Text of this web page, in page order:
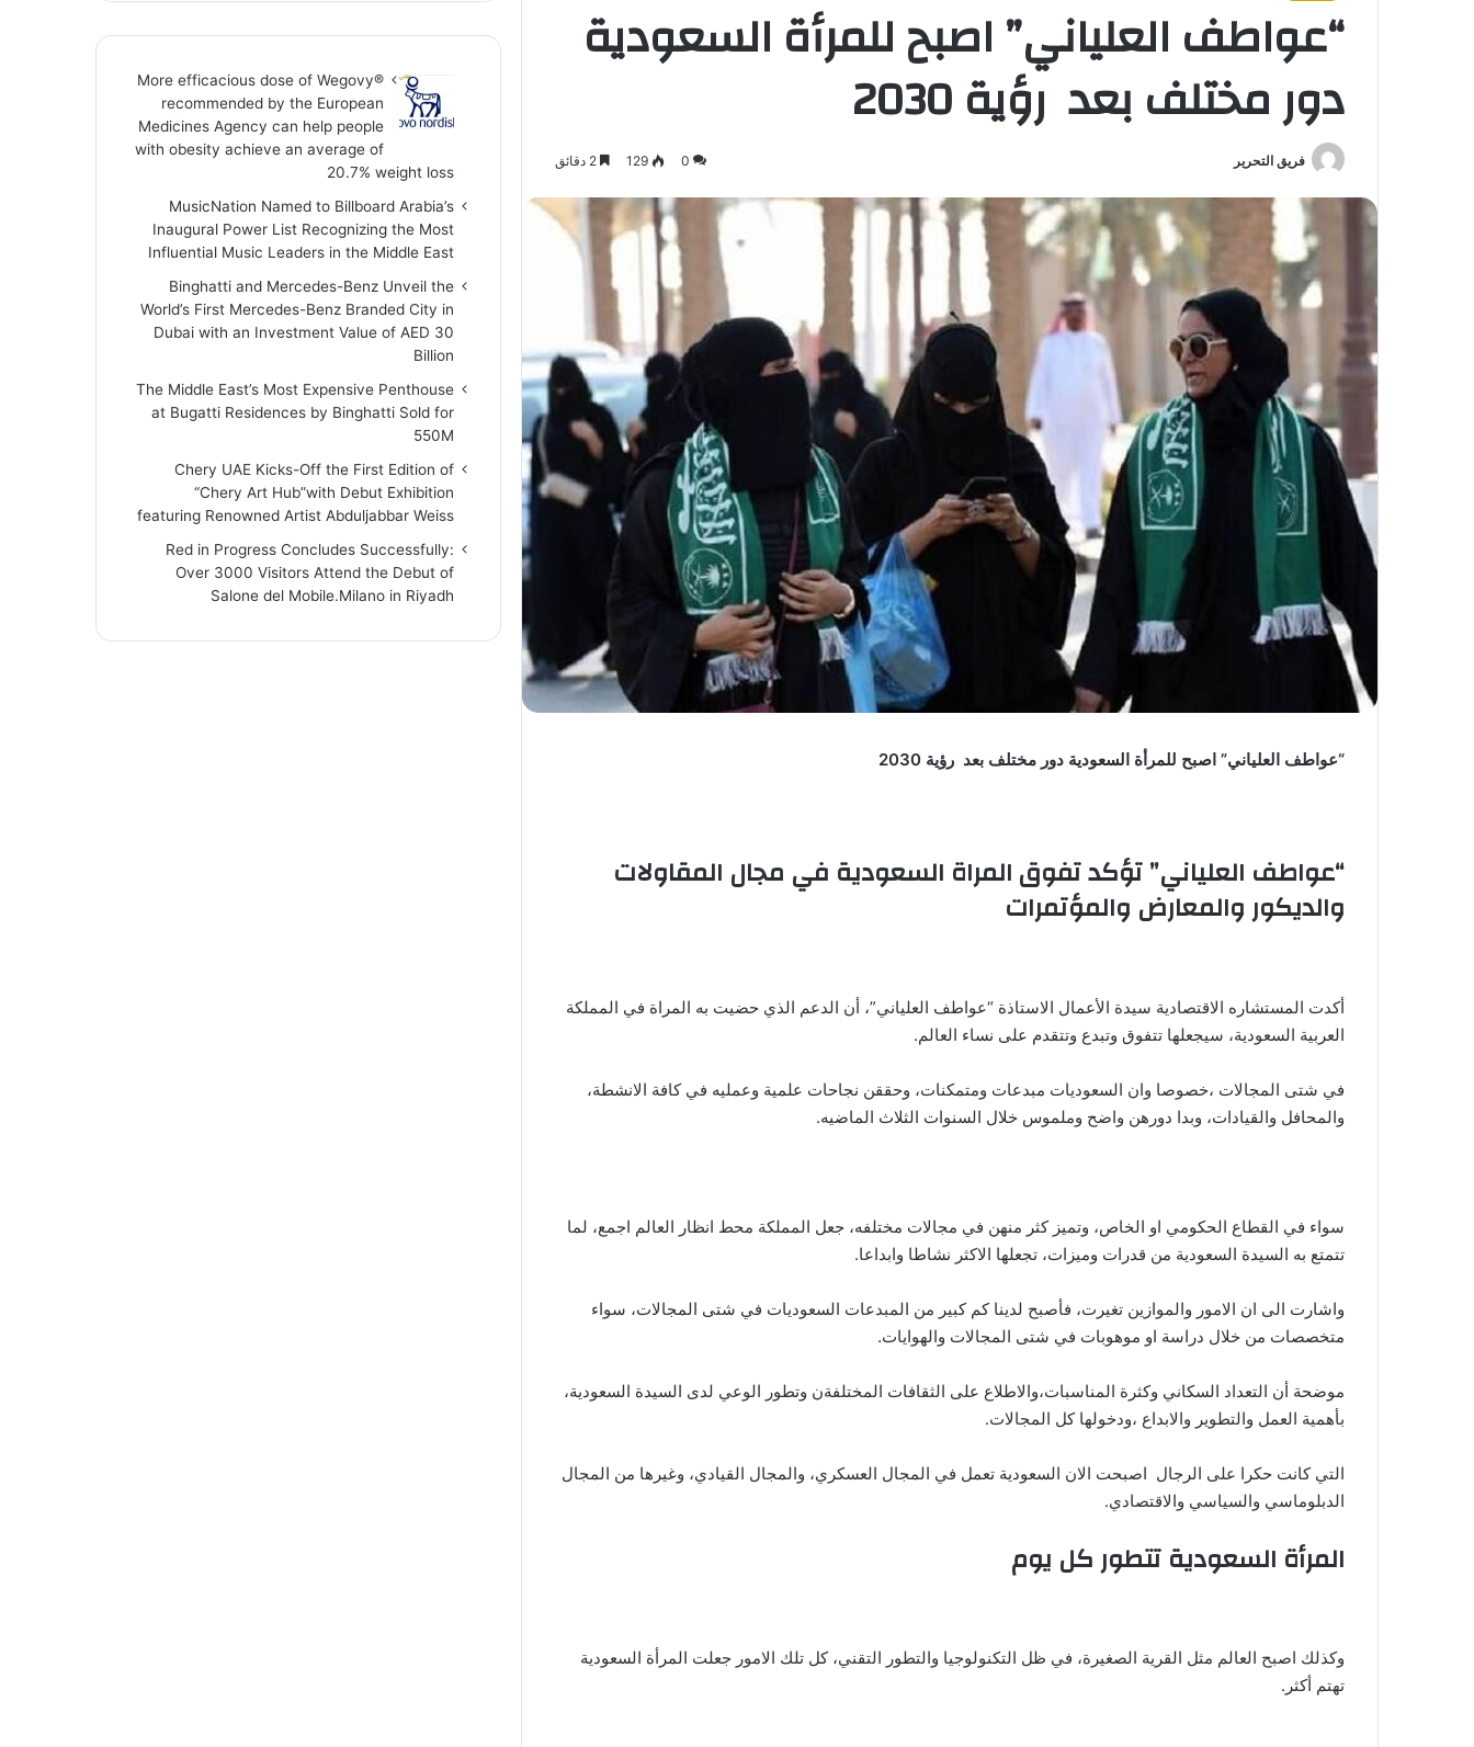
“عواطف العلياني” اصبح للمرأة السعودية
دور مختلف بعد رؤية 2030
فريق التحرير 0
129
“عواطف العلياني” اصبح للمرأة السعودية دور مختلف بعد رؤية 2030
“عواطف العلياني” تؤكد تفوق المراة السعودية في مجال المقاولات
والديكور والمعارض والمؤتمرات
أكدت المستشاره الاقتصادية سيدة الأعمال الاستاذة “عواطف العلياني”، أن الدعم الذي حضيت به المراة في المملكة
العربية السعودية، سيجعلها تتفوق وتبدع وتتقدم على نساء العالم.
في شتى المجالات ،خصوصا وان السعوديات مبدعات ومتمكنات، وحققن نجاحات علمية وعمليه في كافة الانشطة،
والمحافل والقيادات، وبدا دورهن واضح وملموس خلال السنوات الثلاث الماضيه.
سواء في القطاع الحكومي او الخاص، وتميز كثر منهن في مجالات مختلفه، جعل المملكة محط انظار العالم اجمع، لما
تتمتع به السيدة السعودية من قدرات وميزات، تجعلها الاكثر نشاطا وابداعا.
واشارت الى ان الامور والموازين تغيرت، فأصبح لدينا كم كبير من المبدعات السعوديات في شتى المجالات، سواء
متخصصات من خلال دراسة او موهوبات في شتى المجالات والهوايات.
موضحة أن التعداد السكاني وكثرة المناسبات،والاطلاع على الثقافات المختلفةن وتطور الوعي لدى السيدة السعودية،
بأهمية العمل والتطوير والابداع ،ودخولها كل المجالات.
التي كانت حكرا على الرجال اصبحت الان السعودية تعمل في المجال العسكري، والمجال القيادي، وغيرها من المجال
الدبلوماسي والسياسي والاقتصادي.
المرأة السعودية تتطور كل يوم
وكذلك اصبح العالم مثل القرية الصغيرة، في ظل التكنولوجيا والتطور التقني، كل تلك الامور جعلت المرأة السعودية
تهتم أكثر.
More efficacious dose of Wegovy®️
recommended by the European
Medicines Agency can help people
with obesity achieve an average of
20.7% weight loss
MusicNation Named to Billboard Arabia’s
Inaugural Power List Recognizing the Most
Influential Music Leaders in the Middle East
Binghatti and Mercedes-Benz Unveil the
World’s First Mercedes-Benz Branded City in
Dubai with an Investment Value of AED 30
Billion
The Middle East’s Most Expensive Penthouse
at Bugatti Residences by Binghatti Sold for
550M
Chery UAE Kicks-Off the First Edition of
“Chery Art Hub”with Debut Exhibition
featuring Renowned Artist Abduljabbar Weiss
Red in Progress Concludes Successfully:
Over 3000 Visitors Attend the Debut of
Salone del Mobile.Milano in Riyadh